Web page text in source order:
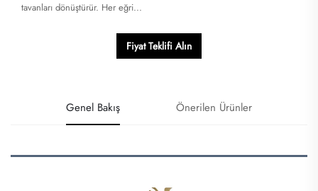
tavanları dönüştürür. Her eğri...
Fiyat Teklifi Alın
Genel Bakış Önerilen Ürünler